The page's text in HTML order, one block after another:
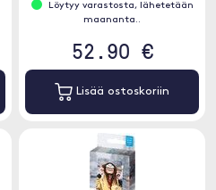
Löytyy varastosta, lähetetään
maananta..
52.90 €
Lisää ostoskoriin